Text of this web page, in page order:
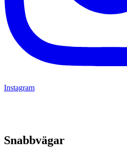
Instagram
Snabbvägar